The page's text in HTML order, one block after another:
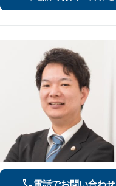
電話でお問い合わせ